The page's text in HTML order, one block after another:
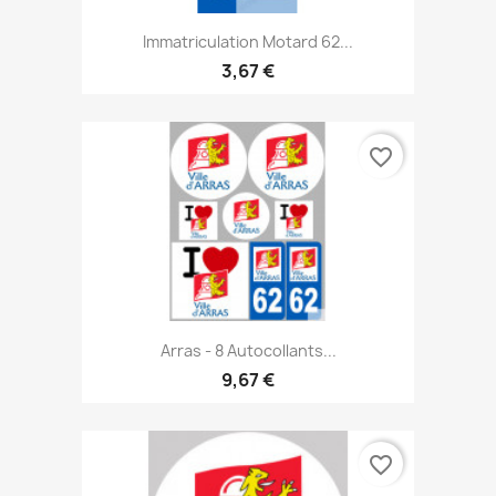
Immatriculation Motard 62...
3,67 €
Arras - 8 Autocollants...
9,67 €
favorite_border
favorite_border